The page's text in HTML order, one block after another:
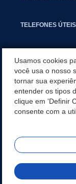
TELEFONES ÚTEIS
NOTÍCIAS
APLICATIVO
REDES SOCIAIS
Usamos cookies
você usa o nosso
tornar sua
entender os tipos
clique em 'Definir
consente com a